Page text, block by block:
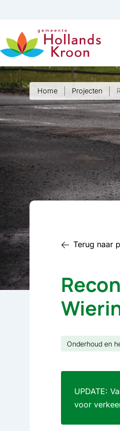
Home Projecten
Terug naar
Onderhoud en
UPDATE:
voor